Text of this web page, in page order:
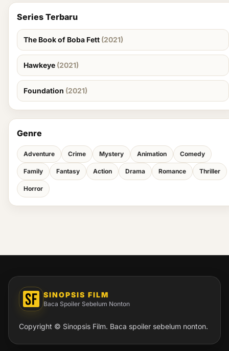
Series Terbaru
The Book of Boba Fett (2021)
Hawkeye (2021)
Foundation (2021)
Genre
Adventure Crime Mystery Animation Comedy
Family Fantasy Action Drama Romance Thriller
Horror
SINOPSIS FILM
Baca Spoiler Sebelum Nonton
Copyright © Sinopsis Film. Baca spoiler sebelum nonton.